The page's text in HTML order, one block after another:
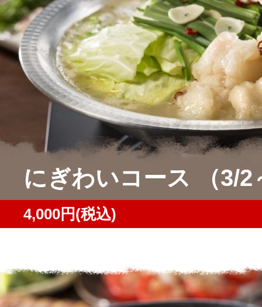
にぎわいコース （3/2
4,000円(税込)